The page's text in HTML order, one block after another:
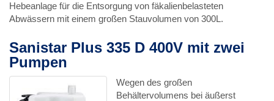
Hebeanlage für die Entsorgung von fäkalienbelasteten
Abwässern mit einem großen Stauvolumen von 300L.
Sanistar Plus 335 D 400V mit zwei
Pumpen
Wegen des großen
Behältervolumens bei äußerst